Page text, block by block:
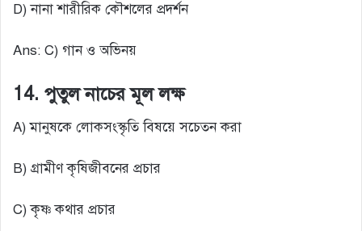
D) নানা শারীরিক কৌশলের প্রদর্শন
Ans: C) গান ও অভিনয়
14. পুতুল নাচের মূল লক্ষ
A) মানুষকে লোকসংস্কৃতি বিষয়ে সচেতন করা
B) গ্রামীণ কৃষিজীবনের প্রচার
C) কৃষ্ণ কথার প্রচার